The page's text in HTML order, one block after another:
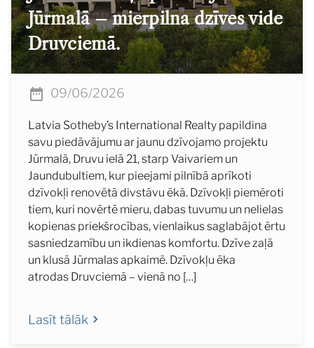
Jūrmalā – mierpilna dzīves vide
Druvciemā.
09/06/2026
Latvia Sotheby’s International Realty papildina
savu piedāvājumu ar jaunu dzīvojamo projektu
Jūrmalā, Druvu ielā 21, starp Vaivariem un
Jaundubultiem, kur pieejami pilnībā aprīkoti
dzīvokļi renovētā divstāvu ēkā. Dzīvokļi piemēroti
tiem, kuri novērtē mieru, dabas tuvumu un nelielas
kopienas priekšrocības, vienlaikus saglabājot ērtu
sasniedzamību un ikdienas komfortu. Dzīve zaļā
un klusā Jūrmalas apkaimē. Dzīvokļu ēka
atrodas Druvciemā – vienā no […]
Lasīt tālāk